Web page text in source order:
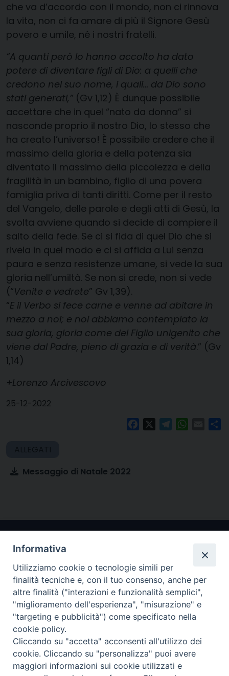
che va d’accordo con il mondo, non ci rinnova
la vita, non ci fa amare di più il Signore Gesù
povero e umile, né i nostri fratelli.
“A quanti però lo hanno accolto ha dato
potere di diventare figli di Dio: a quelli che
credono nel suo nome, i quali… da Dio sono
stati generati,” (Gv 1,12) È dunque possibile
accettare che in quel “nato da donna” si
nasconde proprio il nostro Dio, lo stesso che
ha creato l’universo! È possibile credere che il
massimo della gloria e della potenza sia
diventato il massimo della piccolezza e della
fragilità in un bambino, figlio di una povera
famiglia priva di tanti diritti. Come per il resto
del Vangelo, delle parole e degli atti di Gesù, la
svolta avviene quando si decide di compiere il
salto della fede. Se ci si fida di quel Dio che si
rivela in quel modo e ci si affida a Lui senza
paura e senza resistenze umane, si vede la sua
gloria nell’umiltà. Se non si crede, non si vede
(“Venite e vedrete” Gv 1,39).
“E il Verbo si fece carne e venne ad abitare in
mezzo a noi; e noi abbiamo contemplato la
sua gloria, gloria come del Figlio unigenito che
viene dal Padre, pieno di grazia e di verità.” (Gv
1,14)
+Lorenzo Arcivescovo
25-12-2022
FacebookTelegram Email
Messaggio di Natale 2022
Arcidiocesi di Ravenna-Cervia
CONTATTI
Piazza Arcivescovado, 1 48121- Ravenna
tel 0544.541655
curia@diocesiravennacervia.it
Informativa
Utilizziamo cookie o tecnologie simili per
finalità tecniche e, con il tuo consenso, anche per
altre finalità ("interazioni e funzionalità semplici",
"miglioramento dell'esperienza", "misurazione" e
"targeting e pubblicità") come specificato nella
cookie policy.
Cliccando su "accetta" acconsenti all'utilizzo dei
cookie. Cliccando su "personalizza" puoi avere
maggiori informazioni sui cookie utilizzati e